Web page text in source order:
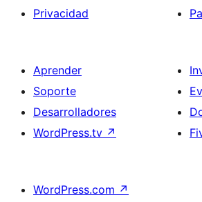
Privacidad
Aprender
Soporte
Desarrolladores
WordPress.tv ↗
WordPress.com ↗